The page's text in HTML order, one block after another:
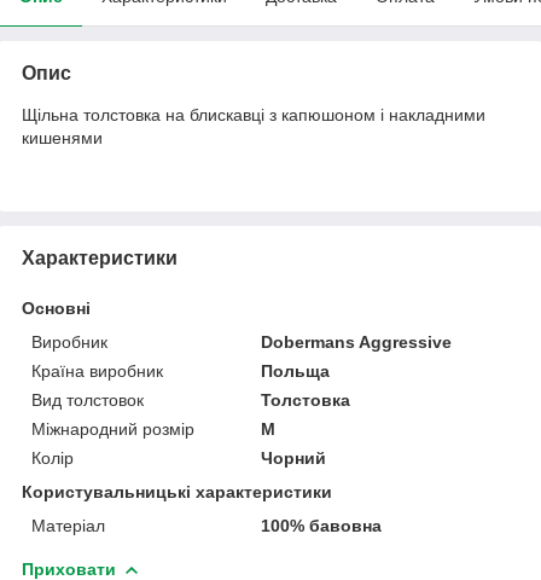
Опис
Щільна толстовка на блискавці з капюшоном і накладними
кишенями
Характеристики
Основні
Виробник
Dobermans Aggressive
Країна виробник
Польща
Вид толстовок
Толстовка
Міжнародний розмір
M
Колір
Чорний
Користувальницькі характеристики
Матеріал
100% бавовна
Приховати